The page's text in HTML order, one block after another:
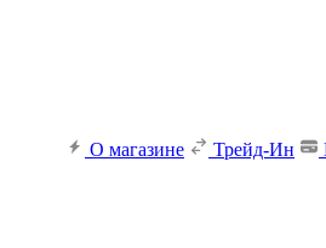
О магазине Трейд-Ин